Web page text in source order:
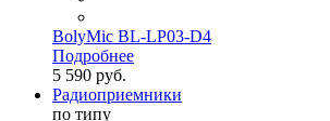
BolyMic BL-LP03-D4
Подробнее
5 590 руб.
Радиоприемники
по типу